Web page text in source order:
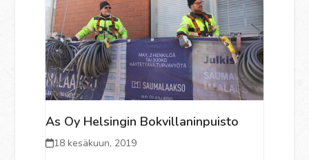
As Oy Helsingin Bokvillaninpuisto
18 kesäkuun, 2019